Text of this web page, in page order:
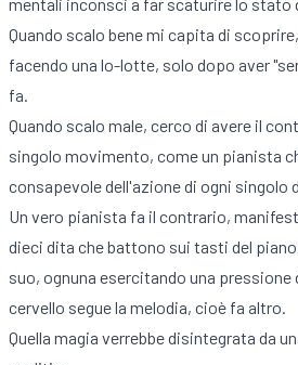
Quando scalo bene mi capita di
facendo una lo-lotte, solo dopo aver
fa.
Quando scalo male, cerco di avere il
singolo movimento, come un pianista
consapevole dell'azione di ogni singolo
Un vero pianista fa il contrario,
dieci dita che battono sui tasti del
suo, ognuna esercitando una pressione
cervello segue la melodia, cioè fa altro.
Quella magia verrebbe disintegrata da